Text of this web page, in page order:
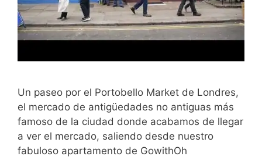
Un paseo por el Portobello Market de Londres,
el mercado de antigüedades no antiguas más
famoso de la ciudad donde acabamos de llegar
a ver el mercado, saliendo desde nuestro
fabuloso apartamento de GowithOh